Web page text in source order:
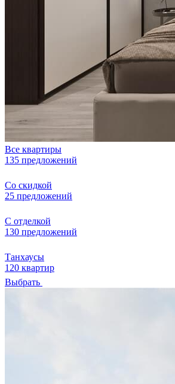
Все квартиры
135 предложений
Со скидкой
25 предложений
С отделкой
130 предложений
Танхаусы
120 квартир
Выбрать